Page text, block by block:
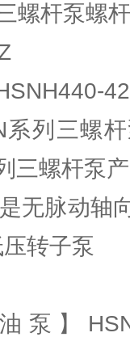
螺杆泵螺
系列三螺
三螺杆泵
无脉动轴
转子泵
泵】